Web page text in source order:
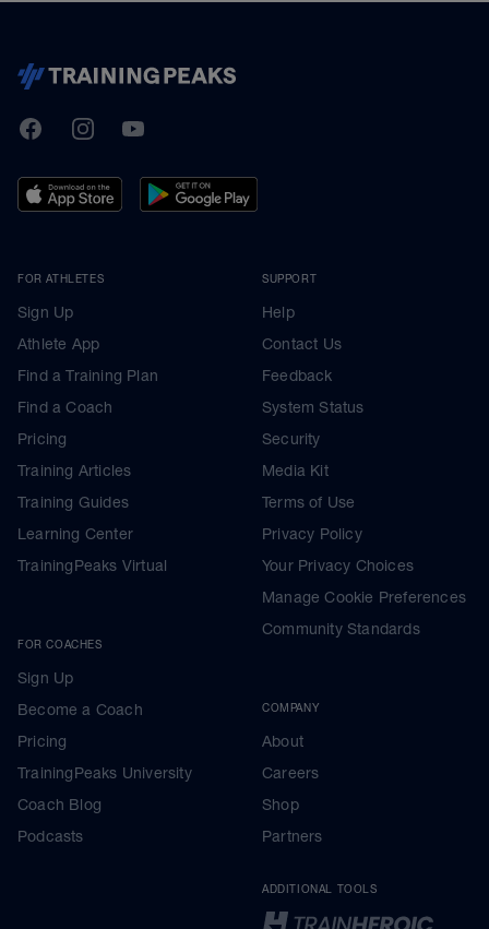
TrainingPeaks
FacebookInstagramYoutube
FOR ATHLETES
Sign Up
Athlete App
Find a Training Plan
Find a Coach
Pricing
Training Articles
Training Guides
Learning Center
TrainingPeaks Virtual
FOR COACHES
Sign Up
Become a Coach
Pricing
TrainingPeaks University
Coach Blog
Podcasts
SUPPORT
Help
Contact Us
Feedback
System Status
Security
Media Kit
Terms of Use
Privacy Policy
Your Privacy Choices
Manage Cookie Preferences
Community Standards
COMPANY
About
Careers
Shop
Partners
ADDITIONAL TOOLS